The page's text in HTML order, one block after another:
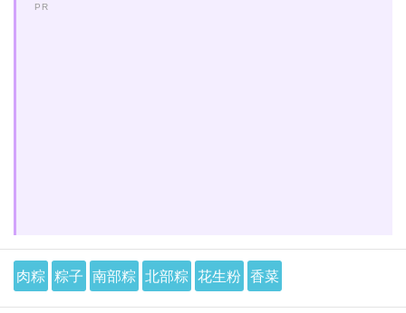
PR
肉粽 粽子 南部粽 北部粽 花生粉 香菜